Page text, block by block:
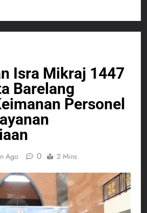
Isra Mikraj 1447
Barelang
Personel
Ago 0 2 Mins